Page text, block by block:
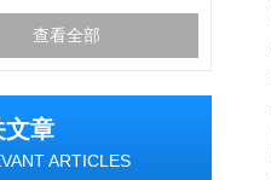
查看全部
文章
ARTICLES